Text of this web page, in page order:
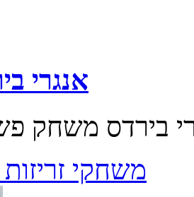
אנגרי
משחקי זריזות